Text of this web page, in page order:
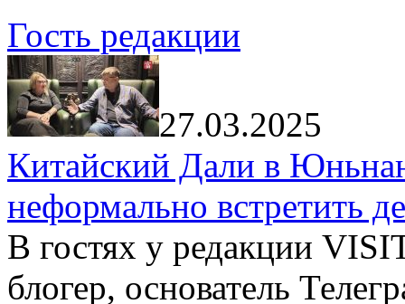
Гость редакции
27.03.2025
Китайский Дали в
неформально встретить
В гостях у редакции
блогер, основатель